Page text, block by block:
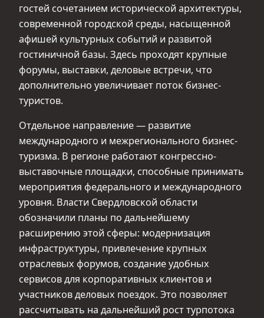
гостей сочетанием исторической архитектуры,
современной городской среды, насыщенной
афишей культурных событий и развитой
гостиничной базы. Здесь проходят крупные
форумы, выставки, деловые встречи, что
дополнительно увеличивает поток бизнес-
туристов.
Отдельное направление — развитие
международного и межрегионального бизнес-
туризма. В регионе работают конгрессно-
выставочные площадки, способные принимать
мероприятия федерального и международного
уровня. Власти Свердловской области
обозначили планы по дальнейшему
расширению этой сферы: модернизация
инфраструктуры, привлечение крупных
отраслевых форумов, создание удобных
сервисов для корпоративных клиентов и
участников деловых поездок. Это позволяет
рассчитывать на дальнейший рост турпотока